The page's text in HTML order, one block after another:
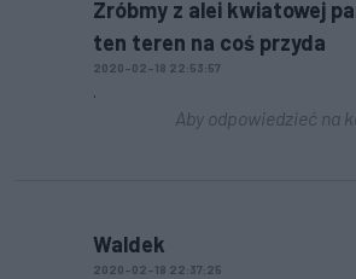
Zróbmy z alei kwiatowej
ten teren na coś przyda
2020-02-18 22:53:57
.
Aby odpowiedzieć na
Waldek
2020-02-18 22:37:25